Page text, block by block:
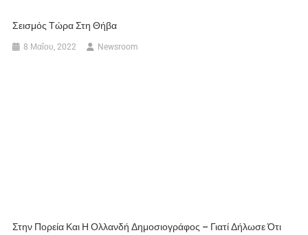
Σεισμός Τώρα Στη Θήβα
8 Μαΐου, 2022 Newsroom
Στην Πορεία Και Η Ολλανδή Δημοσιογράφος – Γιατί Δήλωσε Ότι